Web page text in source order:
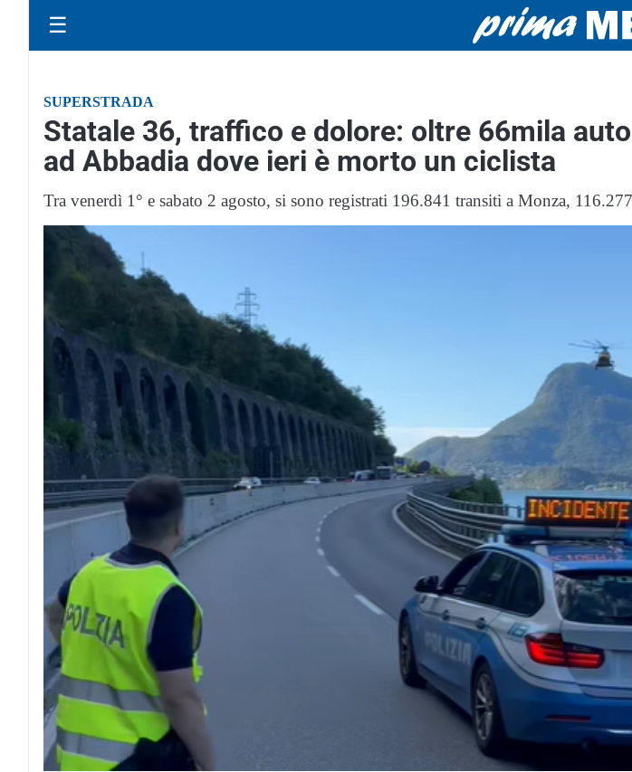
☰
SUPERSTRADA
Statale 36, traffico e dolore: oltre 66mila
ad Abbadia dove ieri è morto un ciclista
Tra venerdì 1° e sabato 2 agosto, si sono registrati 196.841 transiti a Monza,